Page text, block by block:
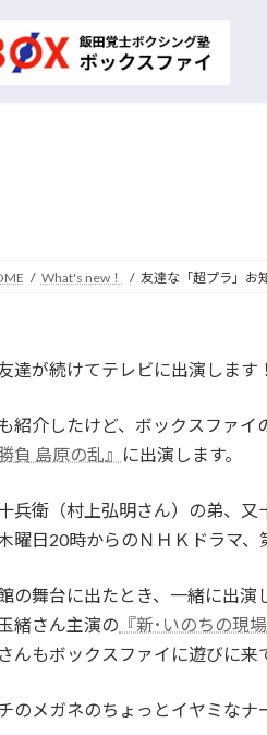
What's new！ 友達な「超プラ」お
達が続けてテレビに出演します！
紹介したけど、ボックスファ
負 島原の乱』 に出演します。
兵衛（村上弘明さん）の弟、又
曜日20時からのＮＨＫドラマ、
の舞台に出たとき、一緒に出演
緒さん主演の 『新･いのちの現
んもボックスファイに遊びに来
のメガネのちょっとイヤミなナ